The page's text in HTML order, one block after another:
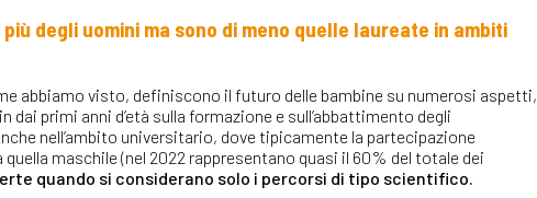
degli uomini ma sono di meno quelle laureate in ambiti
abbiamo visto, definiscono il futuro delle bambine su numerosi aspetti,
primi anni d’età sulla formazione e sull’abbattimento degli
nell’ambito universitario, dove tipicamente la partecipazione
maschile (nel 2022 rappresentano quasi il 60% del totale dei
quando si considerano solo i percorsi di tipo scientifico.